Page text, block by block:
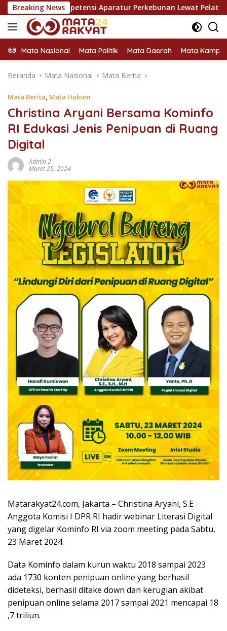
Langsung
ke
konten
Breaking News
Aparatur Perkebunan Lewat Pelatihan Avenza Maps
Mata Nasional Mata Politik Mata Daerah Mata
Beranda Mata Nasional Mata Berita
Mata Berita, Mata Hukum
Christina Aryani Bersama Kominfo
RI Edukasi Jenis Penipuan di Ruang
Digital
Admin 2
Maret 25, 2024
Matarakyat24.com, Jakarta – Christina Aryani, S.E
Anggota Komisi I DPR RI hadir webinar Literasi Digital
yang digelar Kominfo RI via zoom meeting pada Sabtu,
23 Maret 2024.
Data Kominfo dalam kurun waktu 2018 sampai 2023
ada 1730 konten penipuan online yang berhasil
dideteksi, berhasil ditake down dan kerugian akibat
penipuan online selama 2017 sampai 2021 mencapai 18
,7 triliun.